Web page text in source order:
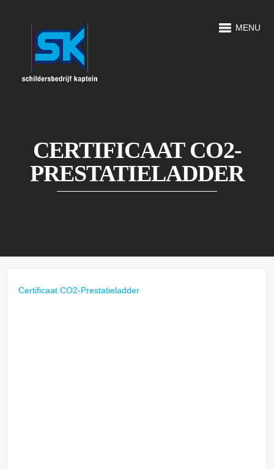
MENU
CERTIFICAAT CO2-
PRESTATIELADDER
Certificaat CO2-Prestatieladder